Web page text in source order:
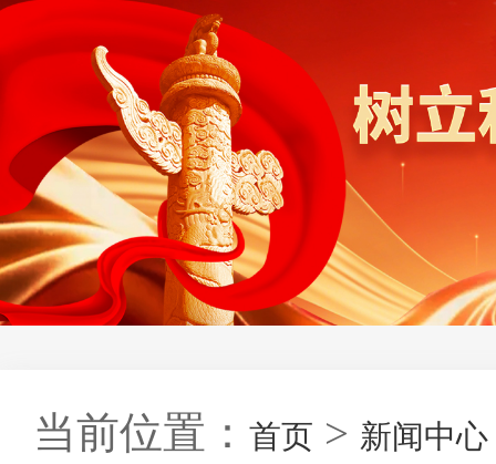
当前位置： 首页 > 新闻中心